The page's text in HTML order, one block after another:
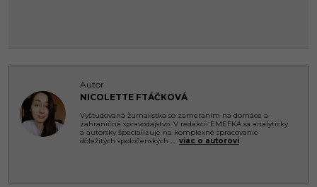
Autor
NICOLETTE FTÁČKOVÁ
Vyštudovaná žurnalistka so zameraním na domáce a
zahraničné spravodajstvo. V redakcii EMEFKA sa analyticky
a autorsky špecializuje na komplexné spracovanie
dôležitých spoločenských ... viac o autorovi